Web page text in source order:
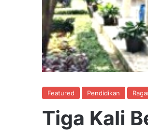
Featured Pendidikan
Tiga Kali